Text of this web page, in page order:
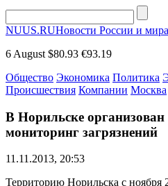
NUUS.RUНовости России и мира
6 August $80.93 €93.19
Общество Экономика Политика
Происшествия Компании Москва
В Норильске
мониторинг загрязнений
11.11.2013, 20:53
Территорию Норильска с ноября